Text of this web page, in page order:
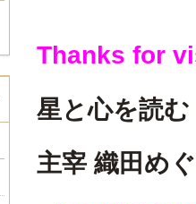
Thanks for
星と心を読む
主宰 織田め